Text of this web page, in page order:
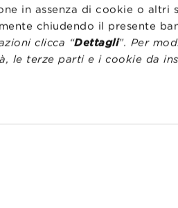
in assenza di cookie o altri
chiudendo il presente
clicca “Dettagli”. Per
le terze parti e i cookie da